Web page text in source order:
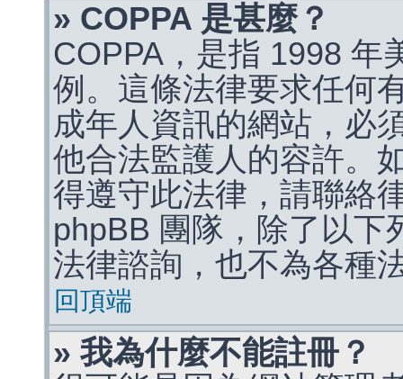
» COPPA 是甚麼？
COPPA，是指 1998 年
例。這條法律要求任何
成年人資訊的網站，必
他合法監護人的容許。
得遵守此法律，請聯絡
phpBB 團隊，除了以下
法律諮詢，也不為各種
回頂端
» 我為什麼不能註冊？